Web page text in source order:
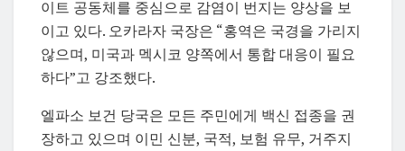
이트 공동체를 중심으로 감염이 번지는 양상을 보
이고 있다. 오카라자 국장은 “홍역은 국경을 가리지
않으며, 미국과 멕시코 양쪽에서 통합 대응이 필요
하다”고 강조했다.
엘파소 보건 당국은 모든 주민에게 백신 접종을 권
장하고 있으며 이민 신분, 국적, 보험 유무, 거주지